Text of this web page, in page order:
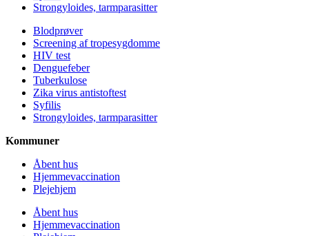
Strongyloides, tarmparasitter
Blodprøver
Screening af tropesygdomme
HIV test
Denguefeber
Tuberkulose
Zika virus antistoftest
Syfilis
Strongyloides, tarmparasitter
Kommuner
Åbent hus
Hjemmevaccination
Plejehjem
Åbent hus
Hjemmevaccination